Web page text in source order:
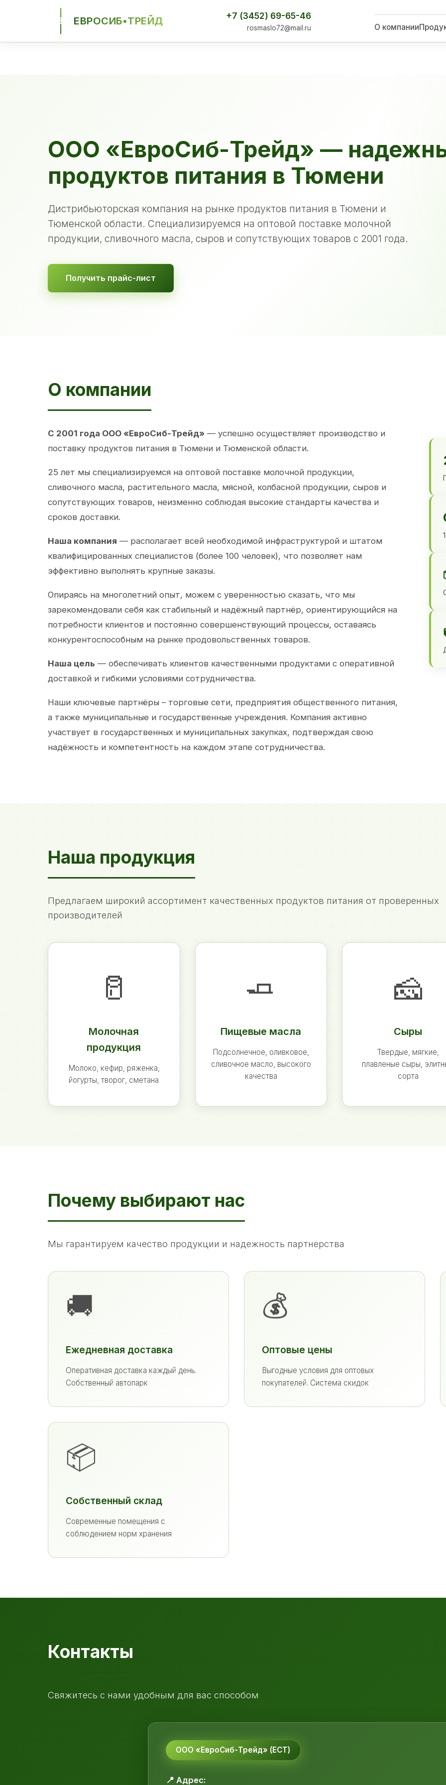
ЕСТ ЕВРОСИБ•ТРЕЙД +7 (3452) 69-65-46
rosmaslo72@mail.ru О компании
ООО «ЕвроСиб-Трейд» —
продуктов питания в Тюмени
Дистрибьюторская компания на рынке продуктов питания в Тюмени и
Тюменской области. Специализируемся на оптовой поставке молочной
продукции, сливочного масла, сыров и сопутствующих товаров с 2001 года.
Получить прайс-лист
О компании
С 2001 года ООО «ЕвроСиб-Трейд» — успешно осуществляет производство и
поставку продуктов питания в Тюмени и Тюменской области.
25 лет мы специализируемся на оптовой поставке молочной продукции,
сливочного масла, растительного масла, мясной, колбасной продукции, сыров и
сопутствующих товаров, неизменно соблюдая высокие стандарты качества и
сроков доставки.
Наша компания — располагает всей необходимой инфраструктурой и штатом
квалифицированных специалистов (более 100 человек), что позволяет нам
эффективно выполнять крупные заказы.
Опираясь на многолетний опыт, можем с уверенностью сказать, что мы
зарекомендовали себя как стабильный и надёжный партнёр, ориентирующийся на
потребности клиентов и постоянно совершенствующий процессы, оставаясь
конкурентоспособным на рынке продовольственных товаров.
Наша цель — обеспечивать клиентов качественными продуктами с оперативной
доставкой и гибкими условиями сотрудничества.
Наши ключевые партнёры – торговые сети, предприятия общественного питания,
а также муниципальные и государственные учреждения. Компания активно
участвует в государственных и муниципальных закупках, подтверждая свою
надёжность и компетентность на каждом этапе сотрудничества.
Наша продукция
Предлагаем широкий ассортимент качественных продуктов питания от проверенных
производителей
🥛
Молочная
продукция
Молоко, кефир, ряженка,
йогурты, творог, сметана
🧈
Пищевые масла
Подсолнечное, оливковое,
сливочное масло, высокого
качества
🧀
Сыры
Твердые, мягкие,
плавленые сыры,
сорта
Почему выбирают нас
Мы гарантируем качество продукции и надежность партнерства
🚚
Ежедневная доставка
Оперативная доставка каждый день.
Собственный автопарк
💰
Оптовые цены
Выгодные условия для оптовых
покупателей. Система скидок
📦
Собственный склад
Современные помещения с
соблюдением норм хранения
Контакты
Свяжитесь с нами удобным для вас способом
ООО «ЕвроСиб-Трейд» (ЕСТ)
📍 Адрес: